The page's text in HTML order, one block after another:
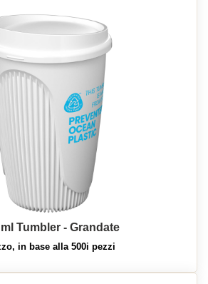
Tumbler - Grandate
in base alla 500i pezzi